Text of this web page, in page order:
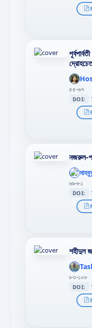
';
};"
>
৫৫-৬৭
DOI:
নজরুল-
';
};"
>
৬৯-৮১
DOI:
শহীদুল
';
};"
>
৮৩-১০৮
DOI: